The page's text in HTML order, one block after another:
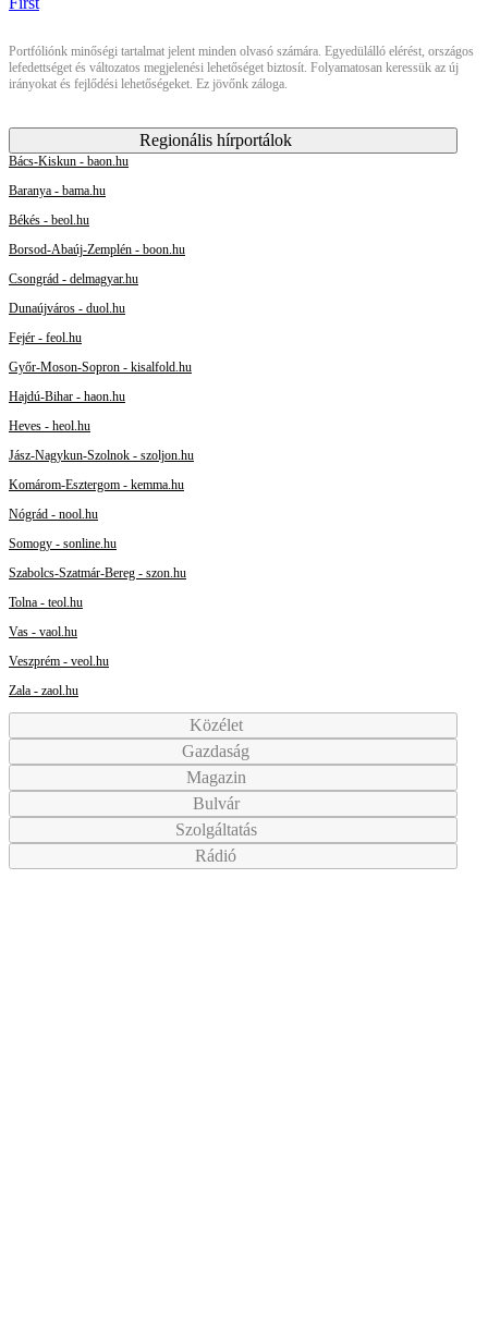
Portfóliónk minőségi tartalmat jelent minden olvasó számára. Egyedülálló elérést, országos
lefedettséget és változatos megjelenési lehetőséget biztosít. Folyamatosan keressük az új
irányokat és fejlődési lehetőségeket. Ez jövőnk záloga.
Regionális hírportálok
Bács-Kiskun - baon.hu
Baranya - bama.hu
Békés - beol.hu
Borsod-Abaúj-Zemplén - boon.hu
Csongrád - delmagyar.hu
Dunaújváros - duol.hu
Fejér - feol.hu
Győr-Moson-Sopron - kisalfold.hu
Hajdú-Bihar - haon.hu
Heves - heol.hu
Jász-Nagykun-Szolnok - szoljon.hu
Komárom-Esztergom - kemma.hu
Nógrád - nool.hu
Somogy - sonline.hu
Szabolcs-Szatmár-Bereg - szon.hu
Tolna - teol.hu
Vas - vaol.hu
Veszprém - veol.hu
Zala - zaol.hu
Közélet
Gazdaság
Magazin
Bulvár
Szolgáltatás
Rádió